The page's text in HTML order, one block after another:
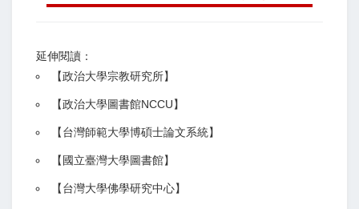
延伸閱讀：
【政治大學宗教研究所】
【政治大學圖書館NCCU】
【台灣師範大學博碩士論文系統】
【 國立臺灣大學圖書館】
【台灣大學佛學研究中心】